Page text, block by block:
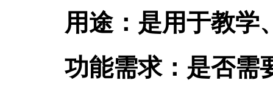
用途：是用于教学
功能需求：是否需